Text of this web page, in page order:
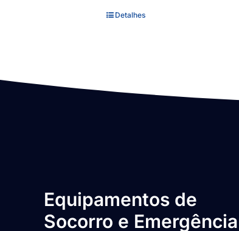
Detalhes
Equipamentos de
Socorro e Emergência